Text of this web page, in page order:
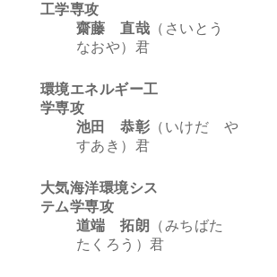
工学専攻
齋藤 直哉 （さいとう
なおや）君
環境エネルギー工
学専攻
池田 恭彰 （いけだ や
すあき）君
大気海洋環境シス
テム学専攻
道端 拓朗
（みちばた
たくろう）君